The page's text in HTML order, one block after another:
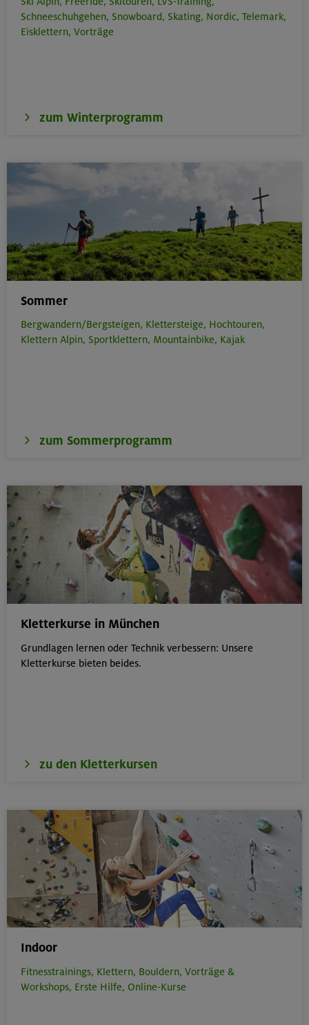
Schneeschuhgehen, Snowboard, Skating, Nordic, Telemark,
Eisklettern, Vorträge
zum Winterprogramm
Sommer
Bergwandern/Bergsteigen, Klettersteige, Hochtouren,
Klettern Alpin, Sportklettern, Mountainbike, Kajak
zum Sommerprogramm
Kletterkurse in München
Grundlagen lernen oder Technik verbessern: Unsere
Kletterkurse bieten beides.
zu den Kletterkursen
Indoor
Fitnesstrainings, Klettern, Bouldern, Vorträge &
Workshops, Erste Hilfe, Online-Kurse